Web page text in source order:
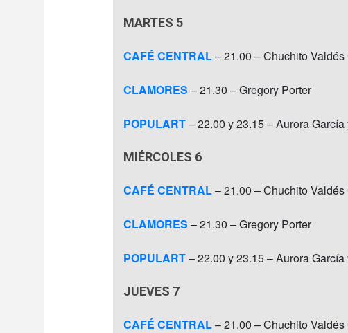
MARTES 5
CAFÉ CENTRAL– 21.00 – Chuchito Valdés
CLAMORES – 21.30 – Gregory Porter
POPULART– 22.00 y 23.15 – Aurora
MIÉRCOLES 6
CAFÉ CENTRAL– 21.00 – Chuchito Valdés
CLAMORES – 21.30 – Gregory Porter
POPULART– 22.00 y 23.15 – Aurora
JUEVES 7
CAFÉ CENTRAL– 21.00 – Chuchito Valdés